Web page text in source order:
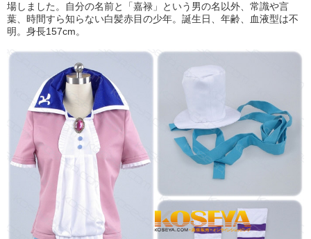
場しました。自分の名前と「嘉禄」という男の名以外、常識や言
葉、時間すら知らない白髪赤目の少年。誕生日、年齢、血液型は不
明。身長157cm。